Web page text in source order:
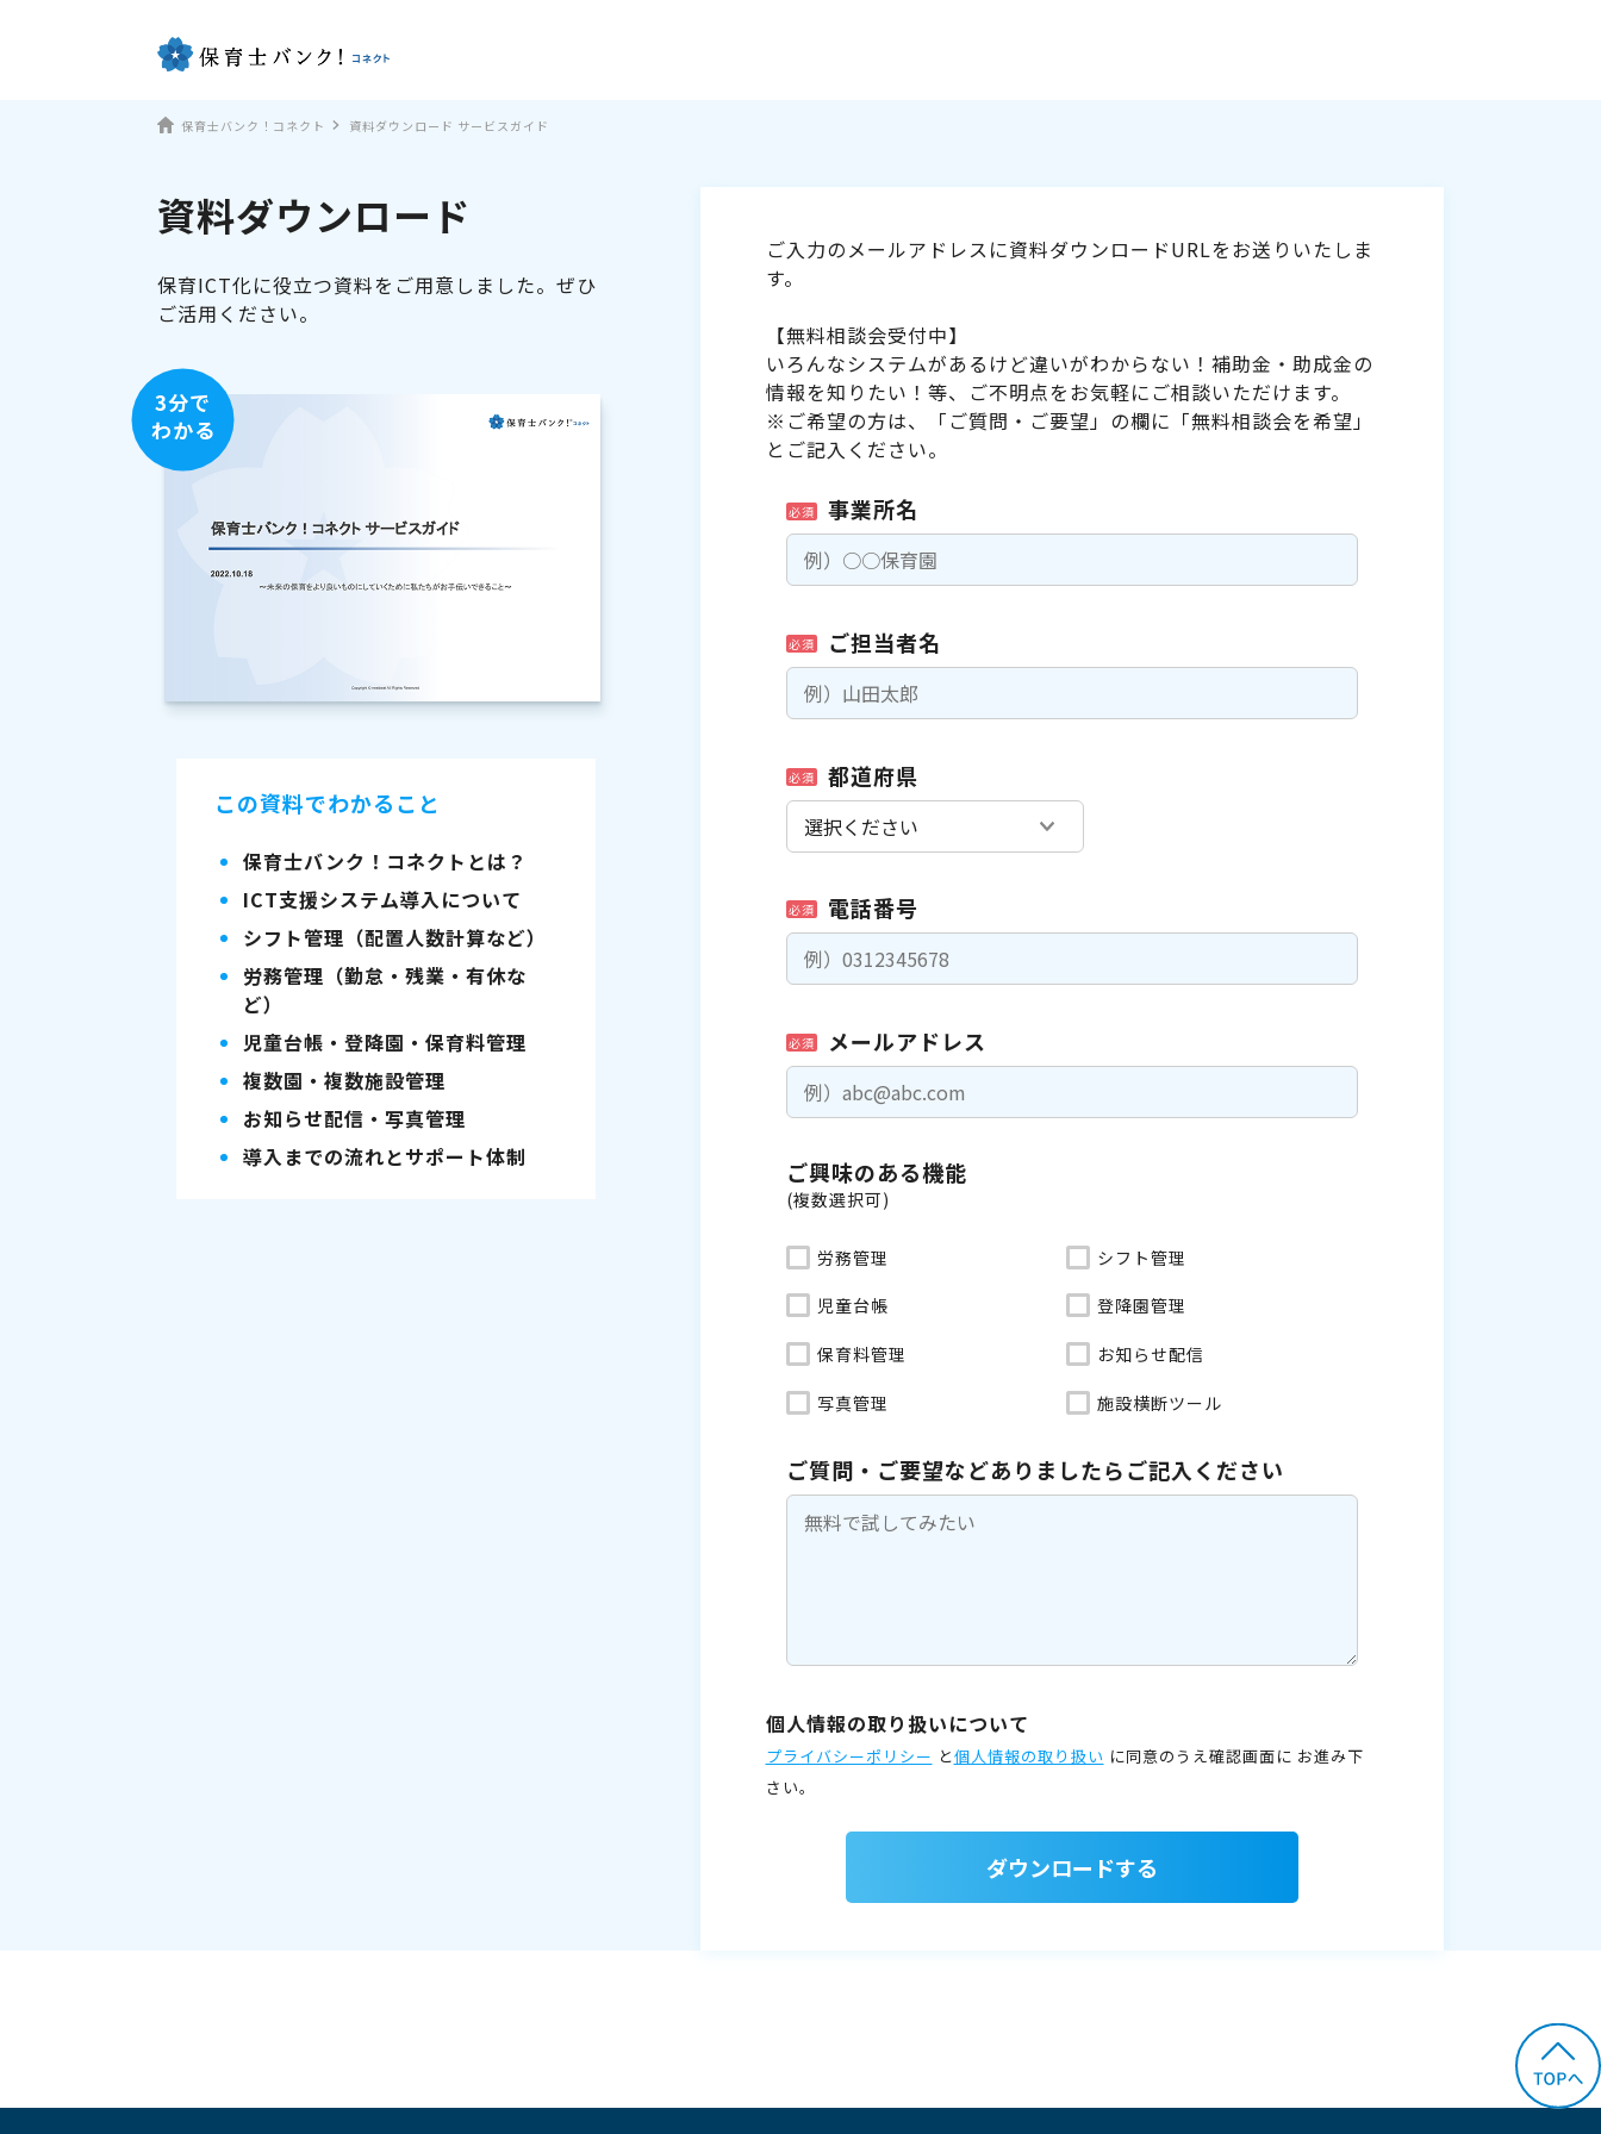
保育士バンク！コネクト 資料ダウンロード サービスガイド
資料ダウンロード
保育ICT化に役立つ資料をご用意しました。ぜひ
ご活用ください。
3分で
わかる
この資料でわかること
保育士バンク！コネクトとは？
ICT支援システム導入について
シフト管理（配置人数計算など）
労務管理（勤怠・残業・有休な
ど）
児童台帳・登降園・保育料管理
複数園・複数施設管理
お知らせ配信・写真管理
導入までの流れとサポート体制
ご入力のメールアドレスに資料ダウンロードURLをお送りいたしま
す。
【無料相談会受付中】
いろんなシステムがあるけど違いがわからない！補助金・助成金の
情報を知りたい！等、ご不明点をお気軽にご相談いただけます。
※ご希望の方は、「ご質問・ご要望」の欄に「無料相談会を希望」
とご記入ください。
必須 事業所名
必須 ご担当者名
必須 都道府県
必須 電話番号
必須 メールアドレス
ご興味のある機能
(複数選択可)
労務管理 シフト管理
児童台帳 登降園管理
保育料管理 お知らせ配信
写真管理 施設横断ツール
ご質問・ご要望などありましたらご記入ください
個人情報の取り扱いについて
プライバシーポリシー と個人情報の取り扱い に同意のうえ確認画面に お進み下
さい。
ダウンロードする